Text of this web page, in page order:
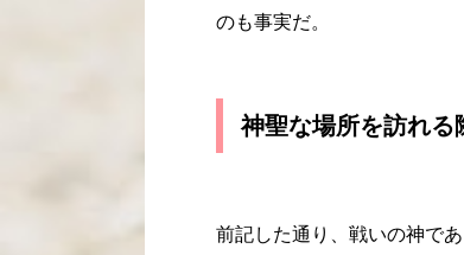
のも事実だ。
神聖な場所を訪れる
前記した通り、戦いの神で